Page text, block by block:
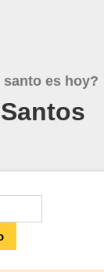
santo es hoy?